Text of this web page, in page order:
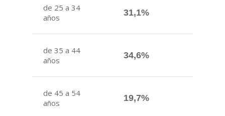
de 25 a 34
años
31,1%
de 35 a 44
años
34,6%
de 45 a 54
años
19,7%